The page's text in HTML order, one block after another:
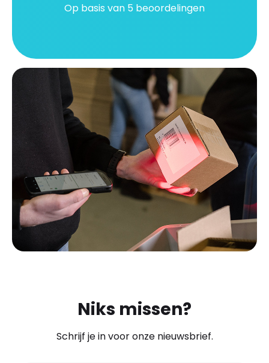
Op basis van 5 beoordelingen
Niks missen?
Schrijf je in voor onze nieuwsbrief.